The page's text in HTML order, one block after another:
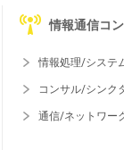
情報通信コ
情報処理/システ
コンサル/シンク
通信/ネットワー